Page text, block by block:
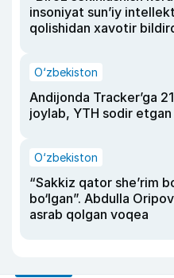
insoniyat sun’iy
qolishidan xavotir
O‘zbekiston
Andijonda Tracker’ga
joylab, YTH sodir etgan
O‘zbekiston
“Sakkiz qator she’rim
bo‘lgan”. Abdulla
asrab qolgan voqea